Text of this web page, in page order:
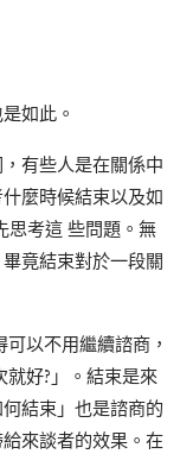
如此。
有些人是在關係中
麼時候結束以及如
思考這 些問題。無
竟結束對於一段關
以不用繼續諮商，
好?」。結束是來
結束」也是諮商的
來談者的效果。在